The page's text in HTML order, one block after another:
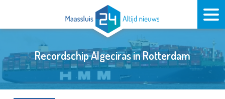
Recordschip Algeciras in Rotterdam